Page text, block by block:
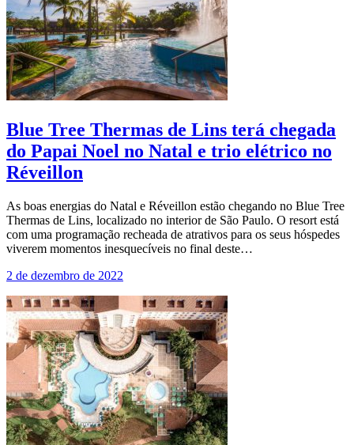
Blue Tree Thermas de Lins terá chegada
do Papai Noel no Natal e trio elétrico no
Réveillon
As boas energias do Natal e Réveillon estão chegando no Blue Tree
Thermas de Lins, localizado no interior de São Paulo. O resort está
com uma programação recheada de atrativos para os seus hóspedes
viverem momentos inesquecíveis no final deste…
2 de dezembro de 2022